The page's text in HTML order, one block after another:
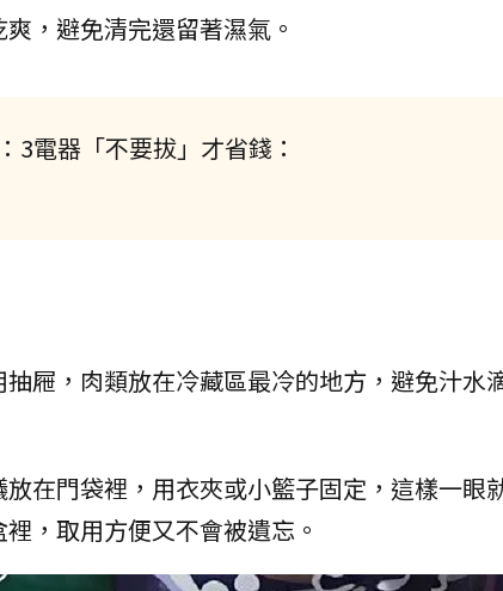
，避免清完還留著濕氣。
3電器「不要拔」才省錢：
屜，肉類放在冷藏區最冷的地方，避免汁水
在門袋裡，用衣夾或小籃子固定，這樣一眼
，取用方便又不會被遺忘。